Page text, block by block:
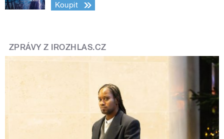
Koupit
ZPRÁVY Z IROZHLAS.CZ